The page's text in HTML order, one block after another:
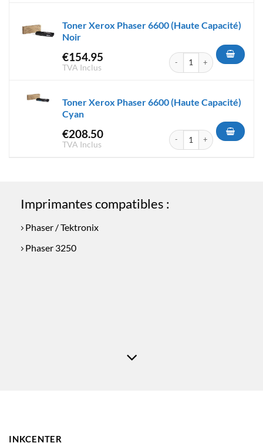
Toner Xerox Phaser 6600 (Haute Capacité)
Noir
€154.95
TVA Inclus
quantité de Toner Xerox
Toner Xerox Phaser 6600 (Haute Capacité)
Cyan
€208.50
TVA Inclus
quantité de Toner Xerox
Imprimantes compatibles :
Phaser / Tektronix
Phaser 3250
INKCENTER